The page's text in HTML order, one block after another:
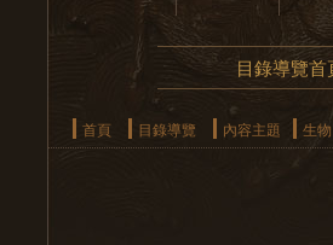
目錄導覽首
首頁 目錄導覽 內容主題 生物